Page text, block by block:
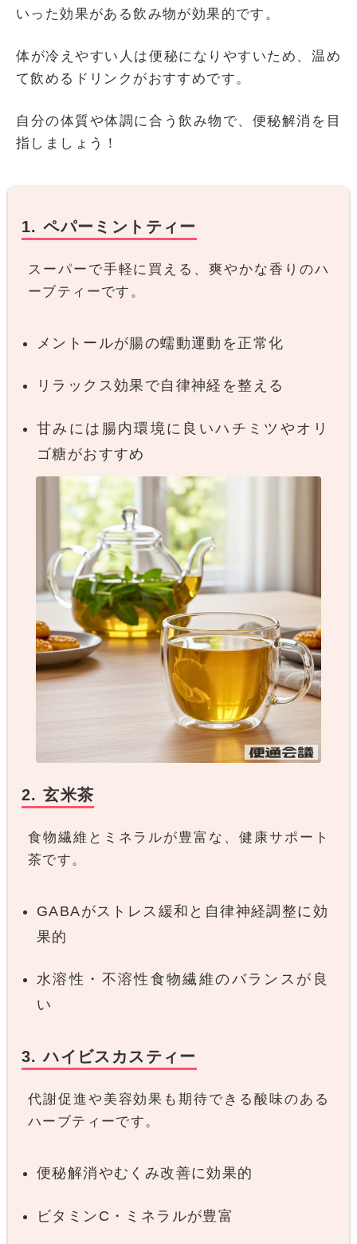
いった効果がある飲み物が効果的です。
体が冷えやすい人は便秘になりやすいため、温め
て飲めるドリンクがおすすめです。
自分の体質や体調に合う飲み物で、便秘解消を目
指しましょう！
1. ペパーミントティー
スーパーで手軽に買える、爽やかな香りのハ
ーブティーです。
メントールが腸の蠕動運動を正常化
リラックス効果で自律神経を整える
甘みには腸内環境に良いハチミツやオリ
ゴ糖がおすすめ
2. 玄米茶
食物繊維とミネラルが豊富な、健康サポート
茶です。
GABAがストレス緩和と自律神経調整に効
果的
水溶性・不溶性食物繊維のバランスが良
い
3. ハイビスカスティー
代謝促進や美容効果も期待できる酸味のある
ハーブティーです。
便秘解消やむくみ改善に効果的
ビタミンC・ミネラルが豊富